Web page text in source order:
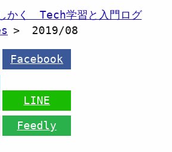
かく Tech学習と入門ログ
2019/08
Facebook
LINE
Feedly